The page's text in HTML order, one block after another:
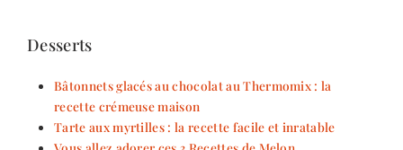
Desserts
Bâtonnets glacés au chocolat au Thermomix : la
recette crémeuse maison
Tarte aux myrtilles : la recette facile et inratable